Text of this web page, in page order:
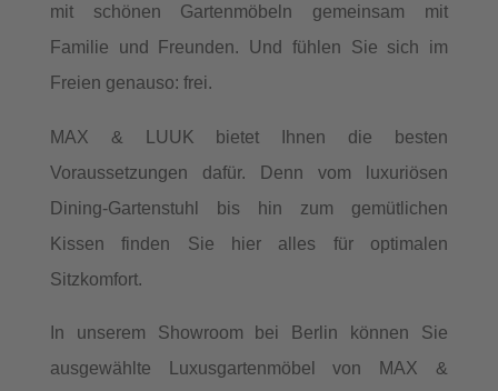
mit schönen Gartenmöbeln gemeinsam mit
Familie und Freunden. Und fühlen Sie sich im
Freien genauso: frei.
MAX & LUUK bietet Ihnen die besten
Voraussetzungen dafür. Denn vom luxuriösen
Dining-Gartenstuhl bis hin zum gemütlichen
Kissen finden Sie hier alles für optimalen
Sitzkomfort.
In unserem Showroom bei Berlin können Sie
ausgewählte Luxusgartenmöbel von MAX &